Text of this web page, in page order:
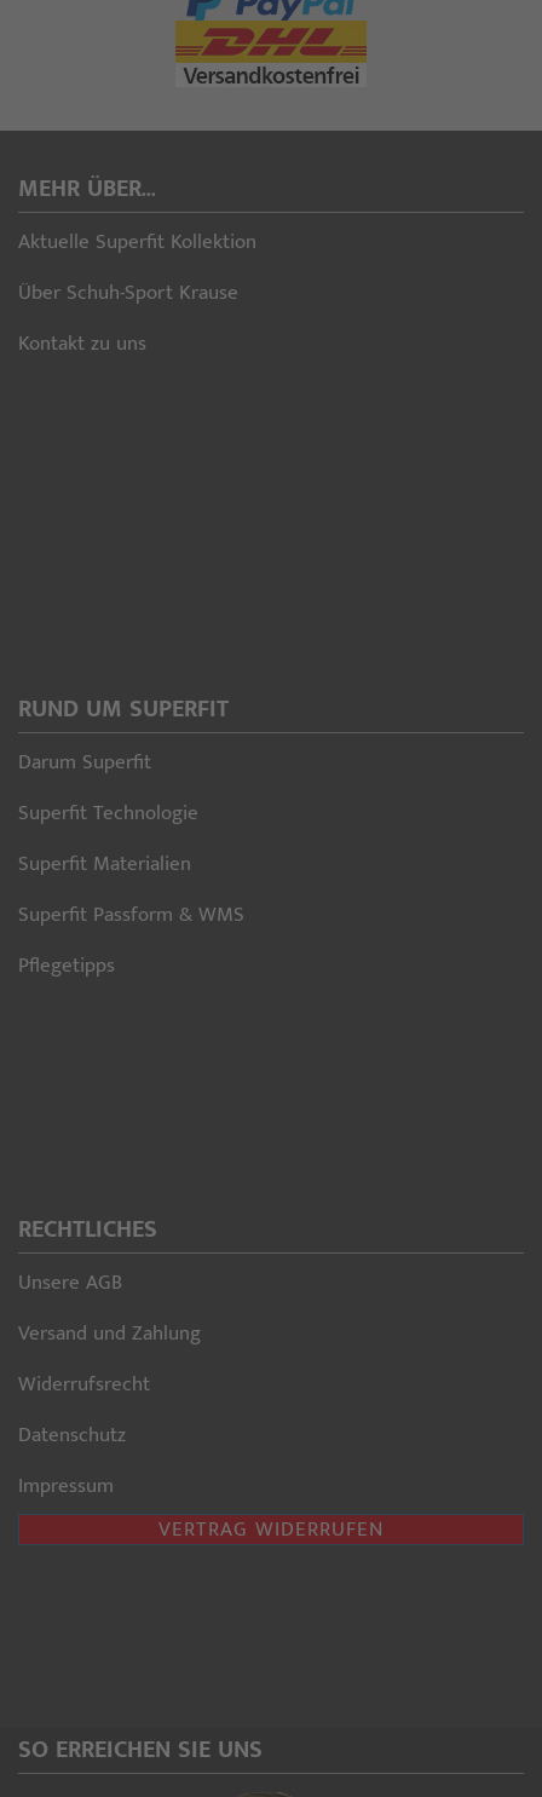
MEHR ÜBER...
Aktuelle Superfit Kollektion
Über Schuh-Sport Krause
Kontakt zu uns
RUND UM SUPERFIT
Darum Superfit
Superfit Technologie
Superfit Materialien
Superfit Passform & WMS
Pflegetipps
RECHTLICHES
Unsere AGB
Versand und Zahlung
Widerrufsrecht
Datenschutz
Impressum
VERTRAG WIDERRUFEN
SO ERREICHEN SIE UNS